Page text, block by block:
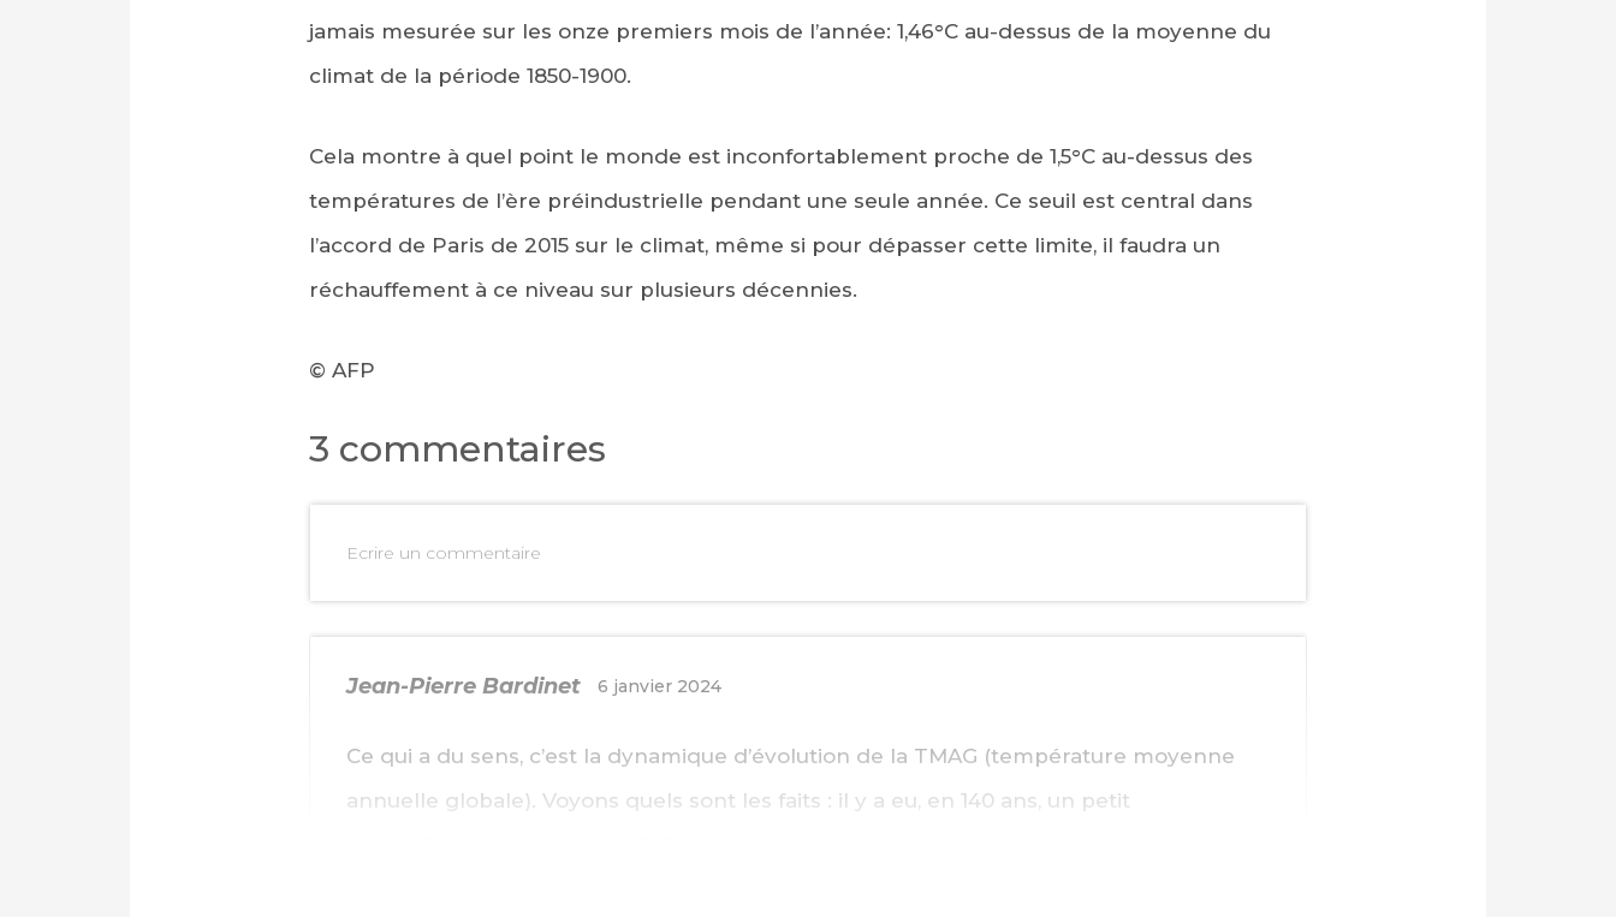
jamais mesurée sur les onze premiers mois de l’année: 1,46°C au-dessus de la moyenne du
climat de la période 1850-1900.
Cela montre à quel point le monde est inconfortablement proche de 1,5°C au-dessus des
températures de l’ère préindustrielle pendant une seule année. Ce seuil est central dans
l’accord de Paris de 2015 sur le climat, même si pour dépasser cette limite, il faudra un
réchauffement à ce niveau sur plusieurs décennies.
© AFP
3 commentaires
Ecrire un commentaire
Jean-Pierre Bardinet 6 janvier 2024
Ce qui a du sens, c’est la dynamique d’évolution de la TMAG (température moyenne
annuelle globale). Voyons quels sont les faits : il y a eu, en 140 ans, un petit